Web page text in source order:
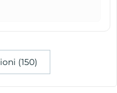
(150)